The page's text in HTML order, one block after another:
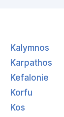
Kalymnos
Karpathos
Kefalonie
Korfu
Kos